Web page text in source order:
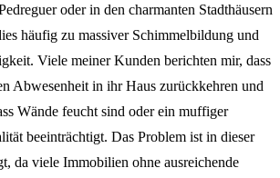
oder in den charmanten Stadthäusern
häufig zu massiver Schimmelbildung und
Viele meiner Kunden berichten mir, dass
Abwesenheit in ihr Haus zurückkehren und
Wände feucht sind oder ein muffiger
beeinträchtigt. Das Problem ist in dieser
da viele Immobilien ohne ausreichende